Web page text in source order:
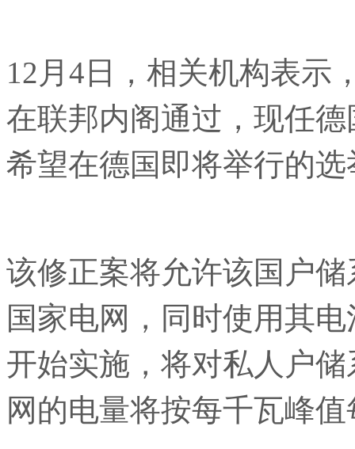
12月4日，相关机构表示
在联邦内阁通过，现任
希望在德国即将举行的
该修正案将允许该国户
国家电网，同时使用其
开始实施，将对私人户
网的电量将按每千瓦峰